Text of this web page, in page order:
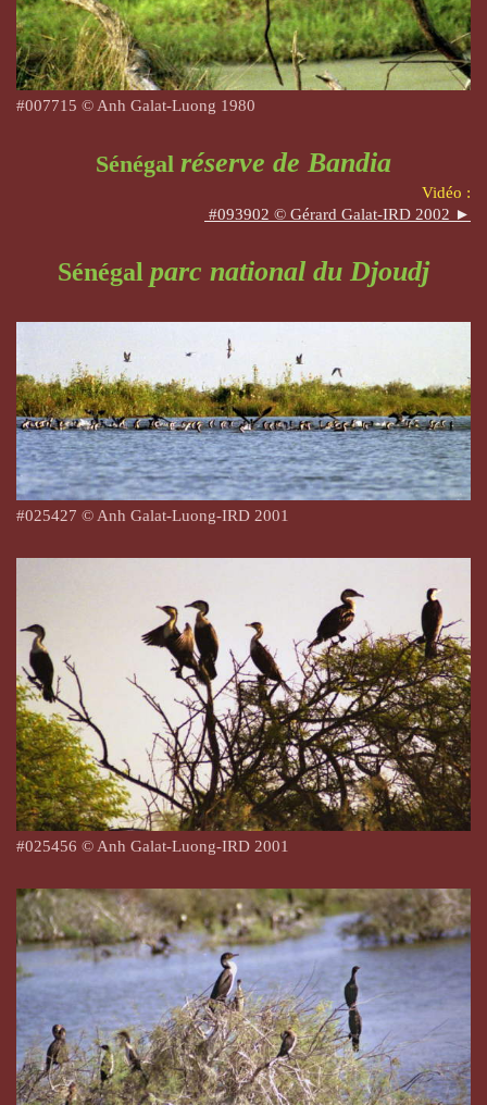
#007715 © Anh Galat-Luong 1980
Sénégal réserve de Bandia
Vidéo :
#093902 © Gérard Galat-IRD 2002 ►
Sénégal parc national du Djoudj
#025427 © Anh Galat-Luong-IRD 2001
#025456 © Anh Galat-Luong-IRD 2001